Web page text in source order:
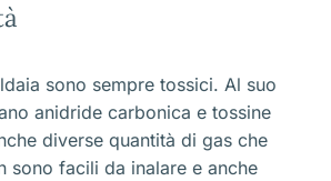
sono sempre tossici. Al suo
anidride carbonica e tossine
diverse quantità di gas che
sono facili da inalare e anche